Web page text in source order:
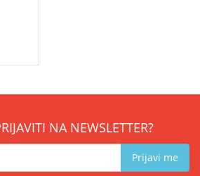
NA NEWSLETTER?
Prijavi me